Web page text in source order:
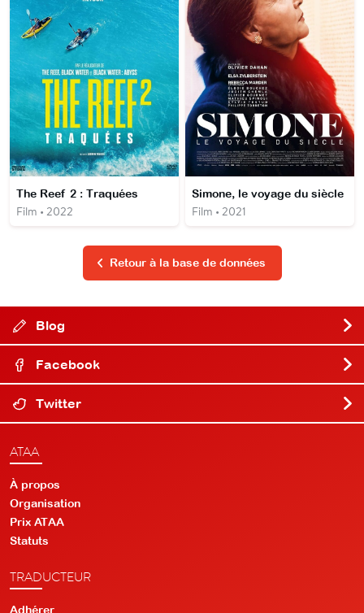
The Reef 2 : Traquées
Film • 2022
Simone, le voyage du siècle
Film • 2021
Retour à la base de données
Blog
Facebook
Twitter
ATAA
À propos
Organisation
Prix ATAA
Statuts
TRADUCTEUR
Adhérer